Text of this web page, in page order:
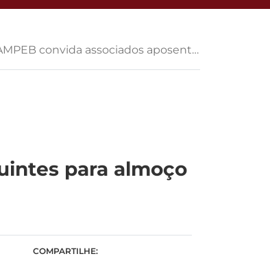
convida associados aposentados e sócios contribuintes para almoço com vista mar
para almoço
COMPARTILHE: